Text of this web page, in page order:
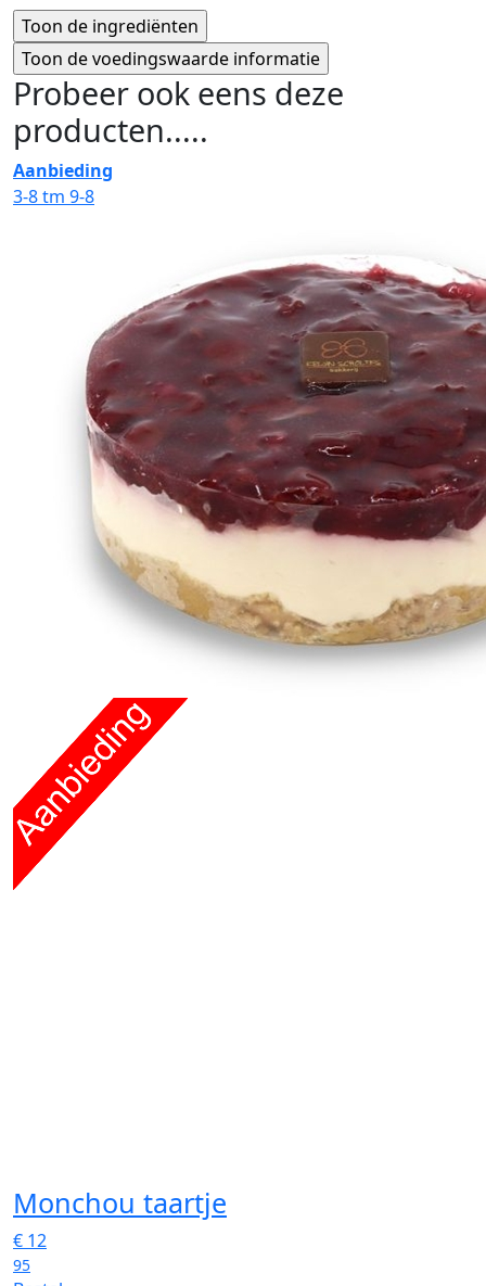
Probeer ook eens deze
producten.....
Aanbieding
3-8 tm 9-8
Monchou taartje
€ 12
95